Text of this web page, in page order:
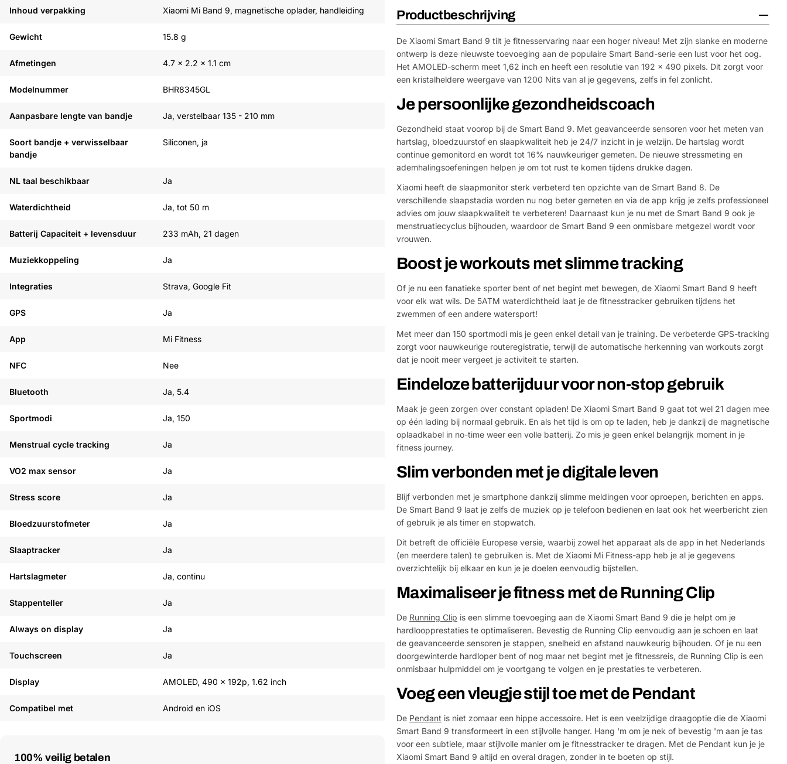
Inhoud verpakking Xiaomi Mi Band 9, magnetische oplader, handleiding
Gewicht 15.8 g
Afmetingen 4.7 x 2.2 x 1.1 cm
Modelnummer ‎BHR8345GL
Aanpasbare lengte van bandje Ja, verstelbaar 135 - 210 mm
Soort bandje + verwisselbaar
bandje
Siliconen, ja
NL taal beschikbaar Ja
Waterdichtheid Ja, tot 50 m
Batterij Capaciteit + levensduur 233 mAh, 21 dagen
Muziekkoppeling Ja
Integraties Strava, Google Fit
GPS Ja
App Mi Fitness
NFC Nee
Bluetooth Ja, 5.4
Sportmodi Ja, 150
Menstrual cycle tracking Ja
VO2 max sensor Ja
Stress score Ja
Bloedzuurstofmeter Ja
Slaaptracker Ja
Hartslagmeter Ja, continu
Stappenteller Ja
Always on display Ja
Touchscreen Ja
Display AMOLED, 490 x 192p, 1.62 inch
Compatibel met Android en iOS
100% veilig betalen
Betaalmethoden
Productbeschrijving
De Xiaomi Smart Band 9 tilt je fitnesservaring naar een hoger niveau! Met zijn slanke en moderne
ontwerp is deze nieuwste toevoeging aan de populaire Smart Band-serie een lust voor het oog.
Het AMOLED-scherm meet 1,62 inch en heeft een resolutie van 192 x 490 pixels. Dit zorgt voor
een kristalheldere weergave van 1200 Nits van al je gegevens, zelfs in fel zonlicht.
Je persoonlijke gezondheidscoach
Gezondheid staat voorop bij de Smart Band 9. Met geavanceerde sensoren voor het meten van
hartslag, bloedzuurstof en slaapkwaliteit heb je 24/7 inzicht in je welzijn. De hartslag wordt
continue gemonitord en wordt tot 16% nauwkeuriger gemeten. De nieuwe stressmeting en
ademhalingsoefeningen helpen je om tot rust te komen tijdens drukke dagen.
Xiaomi heeft de slaapmonitor sterk verbeterd ten opzichte van de Smart Band 8. De
verschillende slaapstadia worden nu nog beter gemeten en via de app krijg je zelfs professioneel
advies om jouw slaapkwaliteit te verbeteren! Daarnaast kun je nu met de Smart Band 9 ook je
menstruatiecyclus bijhouden, waardoor de Smart Band 9 een onmisbare metgezel wordt voor
vrouwen.
Boost je workouts met slimme tracking
Of je nu een fanatieke sporter bent of net begint met bewegen, de Xiaomi Smart Band 9 heeft
voor elk wat wils. De 5ATM waterdichtheid laat je de fitnesstracker gebruiken tijdens het
zwemmen of een andere watersport!
Met meer dan 150 sportmodi mis je geen enkel detail van je training. De verbeterde GPS-tracking
zorgt voor nauwkeurige routeregistratie, terwijl de automatische herkenning van workouts zorgt
dat je nooit meer vergeet je activiteit te starten.
Eindeloze batterijduur voor non-stop gebruik
Maak je geen zorgen over constant opladen! De Xiaomi Smart Band 9 gaat tot wel 21 dagen mee
op één lading bij normaal gebruik. En als het tijd is om op te laden, heb je dankzij de magnetische
oplaadkabel in no-time weer een volle batterij. Zo mis je geen enkel belangrijk moment in je
fitness journey.
Slim verbonden met je digitale leven
Blijf verbonden met je smartphone dankzij slimme meldingen voor oproepen, berichten en apps.
De Smart Band 9 laat je zelfs de muziek op je telefoon bedienen en laat ook het weerbericht zien
of gebruik je als timer en stopwatch.
Dit betreft de officiële Europese versie, waarbij zowel het apparaat als de app in het Nederlands
(en meerdere talen) te gebruiken is. Met de Xiaomi Mi Fitness-app heb je al je gegevens
overzichtelijk bij elkaar en kun je je doelen eenvoudig bijstellen.
Maximaliseer je fitness met de Running Clip
De Running Clip is een slimme toevoeging aan de Xiaomi Smart Band 9 die je helpt om je
hardloopprestaties te optimaliseren. Bevestig de Running Clip eenvoudig aan je schoen en laat
de geavanceerde sensoren je stappen, snelheid en afstand nauwkeurig bijhouden. Of je nu een
doorgewinterde hardloper bent of nog maar net begint met je fitnessreis, de Running Clip is een
onmisbaar hulpmiddel om je voortgang te volgen en je prestaties te verbeteren.
Voeg een vleugje stijl toe met de Pendant
De Pendant is niet zomaar een hippe accessoire. Het is een veelzijdige draagoptie die de Xiaomi
Smart Band 9 transformeert in een stijlvolle hanger. Hang 'm om je nek of bevestig 'm aan je tas
voor een subtiele, maar stijlvolle manier om je fitnesstracker te dragen. Met de Pendant kun je je
Xiaomi Smart Band 9 altijd en overal dragen, zonder in te boeten op stijl.
Deel dit product
naam
email